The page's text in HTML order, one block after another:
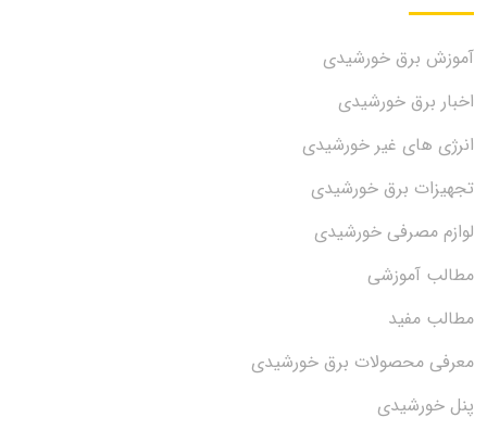
آموزش برق خورشیدی
اخبار برق خورشیدی
انرژی های غیر خورشیدی
تجهیزات برق خورشیدی
لوازم مصرفی خورشیدی
مطالب آموزشی
مطالب مفید
معرفی محصولات برق خورشیدی
پنل خورشیدی